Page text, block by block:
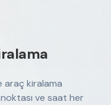
araç kiralama
noktası ve saat her